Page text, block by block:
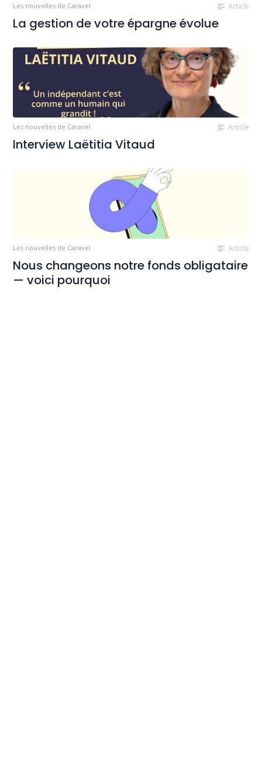
Les nouvelles de Caravel Article
La gestion de votre épargne évolue
Les nouvelles de Caravel Article
Interview Laëtitia Vitaud
Les nouvelles de Caravel Article
Nous changeons notre fonds obligataire
— voici pourquoi